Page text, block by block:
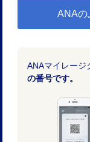
ANAの
ANAマイレージ
の番号です。